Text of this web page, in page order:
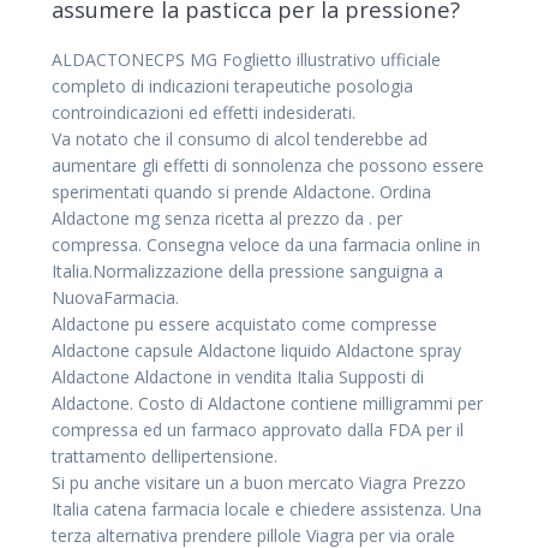
assumere la pasticca per la pressione?
ALDACTONECPS MG Foglietto illustrativo ufficiale
completo di indicazioni terapeutiche posologia
controindicazioni ed effetti indesiderati.
Va notato che il consumo di alcol tenderebbe ad
aumentare gli effetti di sonnolenza che possono essere
sperimentati quando si prende Aldactone. Ordina
Aldactone mg senza ricetta al prezzo da . per
compressa. Consegna veloce da una farmacia online in
Italia.Normalizzazione della pressione sanguigna a
NuovaFarmacia.
Aldactone pu essere acquistato come compresse
Aldactone capsule Aldactone liquido Aldactone spray
Aldactone Aldactone in vendita Italia Supposti di
Aldactone. Costo di Aldactone contiene milligrammi per
compressa ed un farmaco approvato dalla FDA per il
trattamento dellipertensione.
Si pu anche visitare un a buon mercato Viagra Prezzo
Italia catena farmacia locale e chiedere assistenza. Una
terza alternativa prendere pillole Viagra per via orale